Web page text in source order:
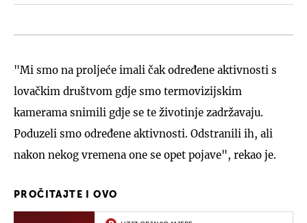
"Mi smo na proljeće imali čak određene aktivnosti s
lovačkim društvom gdje smo termovizijskim
kamerama snimili gdje se te životinje zadržavaju.
Poduzeli smo određene aktivnosti. Odstranili ih, ali
nakon nekog vremena one se opet pojave", rekao je.
PROČITAJTE I OVO